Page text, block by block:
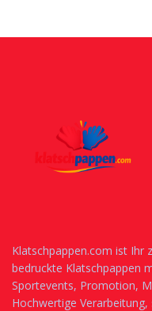
Klatschpappen.com ist Ihr
bedruckte Klatschpappen
Sportevents, Promotion,
Hochwertige